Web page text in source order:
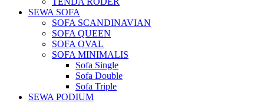
SEWA SOFA
SOFA SCANDINAVIAN
SOFA QUEEN
SOFA OVAL
SOFA MINIMALIS
Sofa Single
Sofa Double
Sofa Triple
SEWA PODIUM